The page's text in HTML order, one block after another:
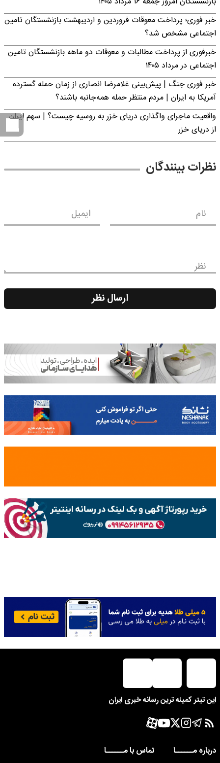
خبر فوری؛ پرداخت معوقات فروردین و اردیبهشت بازنشستگان تامین
اجتماعی مشخص شد؟
خبرفوری از پرداخت مطالبات و معوقات دو ماهه بازنشستگان تامین
اجتماعی در مرداد ۱۴۰۵
خبر فوری جنگ | پیش‌بینی غلامرضا انصاری از زمان حمله گسترده
آمریکا به ایران | مردم منتظر حمله همه‌جانبه باشند؟
واقعیت ماجرای واگذاری دریای خزر به روسیه چیست؟ | سهم ایران
از دریای خزر
نظرات بینندگان
نام ایمیل
نظر
ارسال نظر
این تیتر کمینه ترین رسانه خبری ایران
درباره مــــــا
تماس با مــــــا